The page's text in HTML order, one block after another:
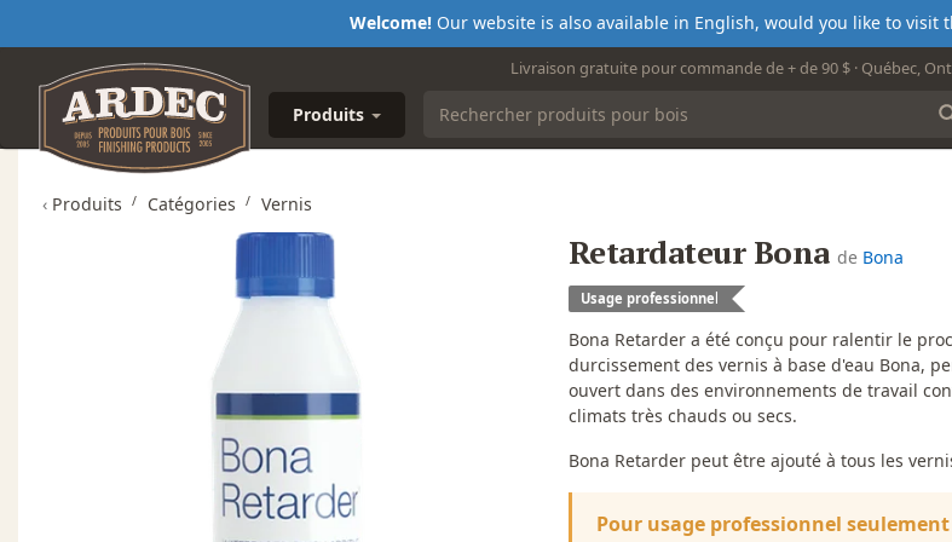
Welcome!Our website is also available in English, would you like to visit
Livraison gratuite pour commande de + de 90 $ · Québec,
Produits
‹ Produits Catégories Vernis
Retardateur Bona de Bona
Usage professionnel
Bona Retarder a été conçu pour ralentir le
durcissement des vernis à base d'eau Bona,
ouvert dans des environnements de travail
climats très chauds ou secs.
Bona Retarder peut être ajouté à tous les
Pour usage professionnel seulement